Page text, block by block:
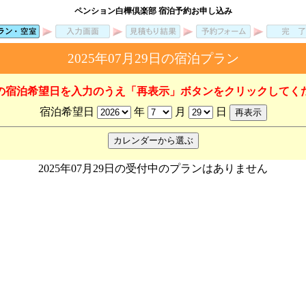
ペンション白樺倶楽部 宿泊予約お申し込み
2025年07月29日の宿泊プラン
宿泊希望日を入力のうえ「再表示」ボタンをクリックしてく
宿泊希望日
年 月 日
2025年07月29日の受付中のプランはありません